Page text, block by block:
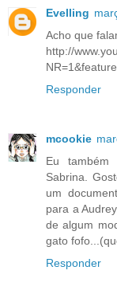
Evelling
Acho que
http://
Responder
mcookie
Eu
Sabrina.
um
para a
de algum
gato
Responder